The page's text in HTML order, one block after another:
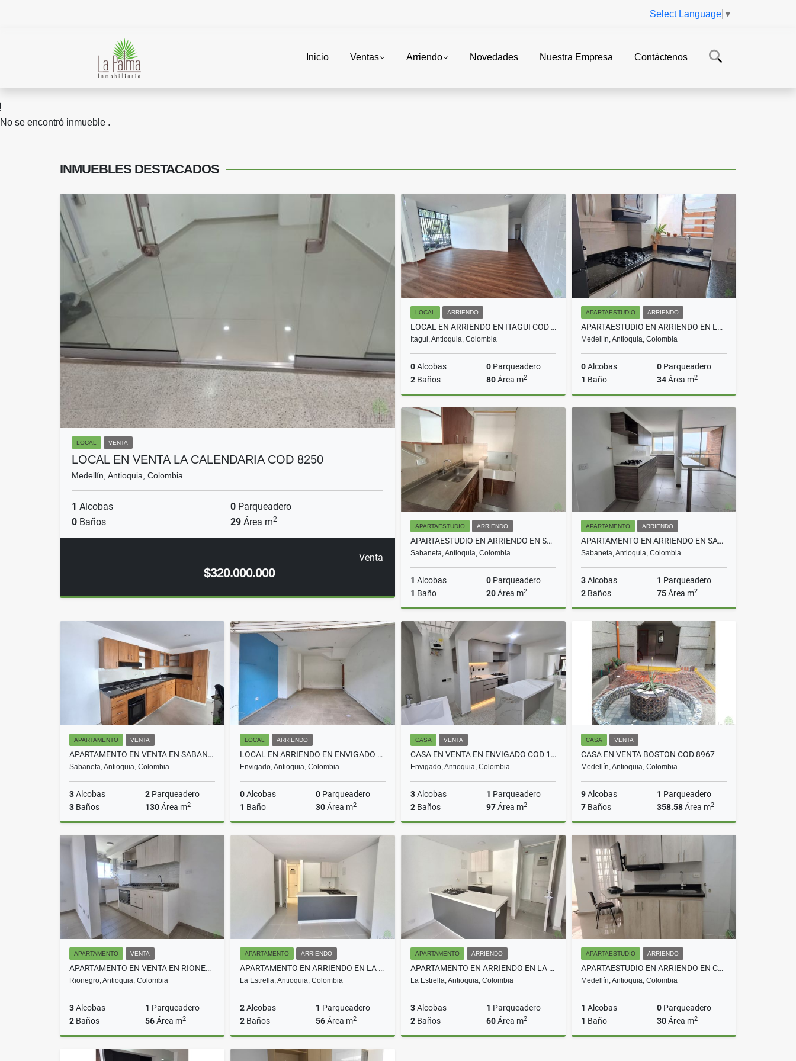
Select Language ▼
Inicio Ventas Arriendo Novedades Nuestra Empresa Contáctenos
No se encontró inmueble .
INMUEBLES DESTACADOS
LOCAL VENTA
LOCAL EN VENTA LA CALENDARIA COD 8250
Medellín, Antioquia, Colombia
1 Alcobas 0 Parqueadero
0 Baños 29 Área m2
Venta
$320.000.000
LOCAL ARRIENDO
LOCAL EN ARRIENDO EN ITAGUI COD 10695
Itagui, Antioquia, Colombia
0Alcobas 0 Parqueadero
2 Baños 80Área m2
$3.300.000
APARTAESTUDIO ARRIENDO
APARTAESTUDIO EN ARRIENDO EN LAURELES COD 10618
Medellín, Antioquia, Colombia
0Alcobas 0 Parqueadero
1 Baño 34Área m2
$2.200.000
APARTAESTUDIO ARRIENDO
APARTAESTUDIO EN ARRIENDO EN SABANETA COD 10745
Sabaneta, Antioquia, Colombia
1 Alcobas 0 Parqueadero
1 Baño 20Área m2
$950.000
APARTAMENTO ARRIENDO
APARTAMENTO EN ARRIENDO EN SABANETA COD 10501
Sabaneta, Antioquia, Colombia
3Alcobas 1 Parqueadero
2 Baños 75Área m2
Arriendo
$3.500.000
APARTAMENTO VENTA
APARTAMENTO EN VENTA EN SABANETA COD 10590
Sabaneta, Antioquia, Colombia
3Alcobas 2 Parqueadero
3 Baños 130Área m2
$895.000.000
LOCAL ARRIENDO
LOCAL EN ARRIENDO EN ENVIGADO COD 10625
Envigado, Antioquia, Colombia
0Alcobas 0 Parqueadero
1 Baño 30Área m2
Arriendo
CASA VENTA
CASA EN VENTA EN ENVIGADO COD 10753
Envigado, Antioquia, Colombia
3Alcobas 1 Parqueadero
2 Baños 97Área m2
Venta
$650.000.000
CASA VENTA
CASA EN VENTA BOSTON COD 8967
Medellín, Antioquia, Colombia
9Alcobas 1 Parqueadero
7 Baños 358.58Área m2
Venta
$2.000.000.000
APARTAMENTO VENTA
APARTAMENTO EN VENTA EN RIONEGRO COD 10002
Rionegro, Antioquia, Colombia
3Alcobas 1 Parqueadero
2 Baños 56Área m2
APARTAMENTO ARRIENDO
APARTAMENTO EN ARRIENDO EN LA ESTRELLA COD 10726
La Estrella, Antioquia, Colombia
2Alcobas 1 Parqueadero
2 Baños 56Área m2
Arriendo
APARTAMENTO ARRIENDO
APARTAMENTO EN ARRIENDO EN LA ESTRELLA COD 10728
La Estrella, Antioquia, Colombia
3Alcobas 1 Parqueadero
2 Baños 60Área m2
APARTAESTUDIO ARRIENDO
APARTAESTUDIO EN ARRIENDO EN CALASANZ COD 10673
Medellín, Antioquia, Colombia
1 Alcobas 0 Parqueadero
1 Baño 30Área m2